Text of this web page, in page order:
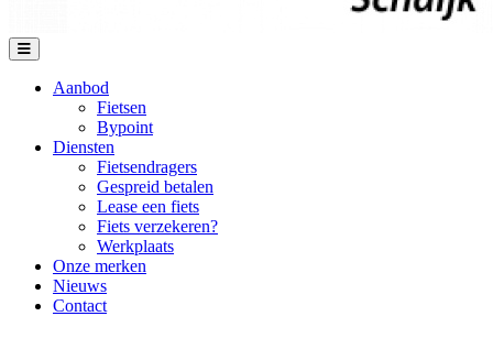
Aanbod
Fietsen
Bypoint
Diensten
Fietsendragers
Gespreid betalen
Lease een fiets
Fiets verzekeren?
Werkplaats
Onze merken
Nieuws
Contact